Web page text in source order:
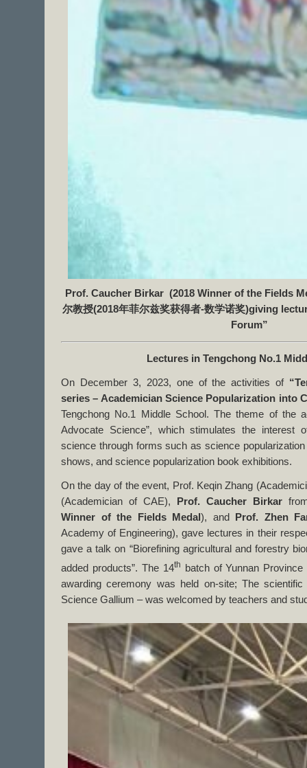
Prof. Caucher Birkar (2018 Winner of the Fields
尔教授(2018年菲尔兹奖获得者-数学诺奖)giving
Forum”
Lectures in Tengchong No.1
On December 3, 2023, one of the activities of
series – Academician Science Popularization into
Tengchong No.1 Middle School. The theme of the
Advocate Science”, which stimulates the interest
science through forms such as science
shows, and science popularization book exhibitions.
On the day of the event, Prof. Keqin Zhang
(Academician of CAE),
Prof. Caucher Birkar
Winner of the Fields Medal), and
Prof. Zhen
Academy of Engineering), gave lectures in their
gave a talk on “Biorefining agricultural and forestry
added products”. The 14th
batch of Yunnan
awarding ceremony was held on-site; The
Science Gallium – was welcomed by teachers and